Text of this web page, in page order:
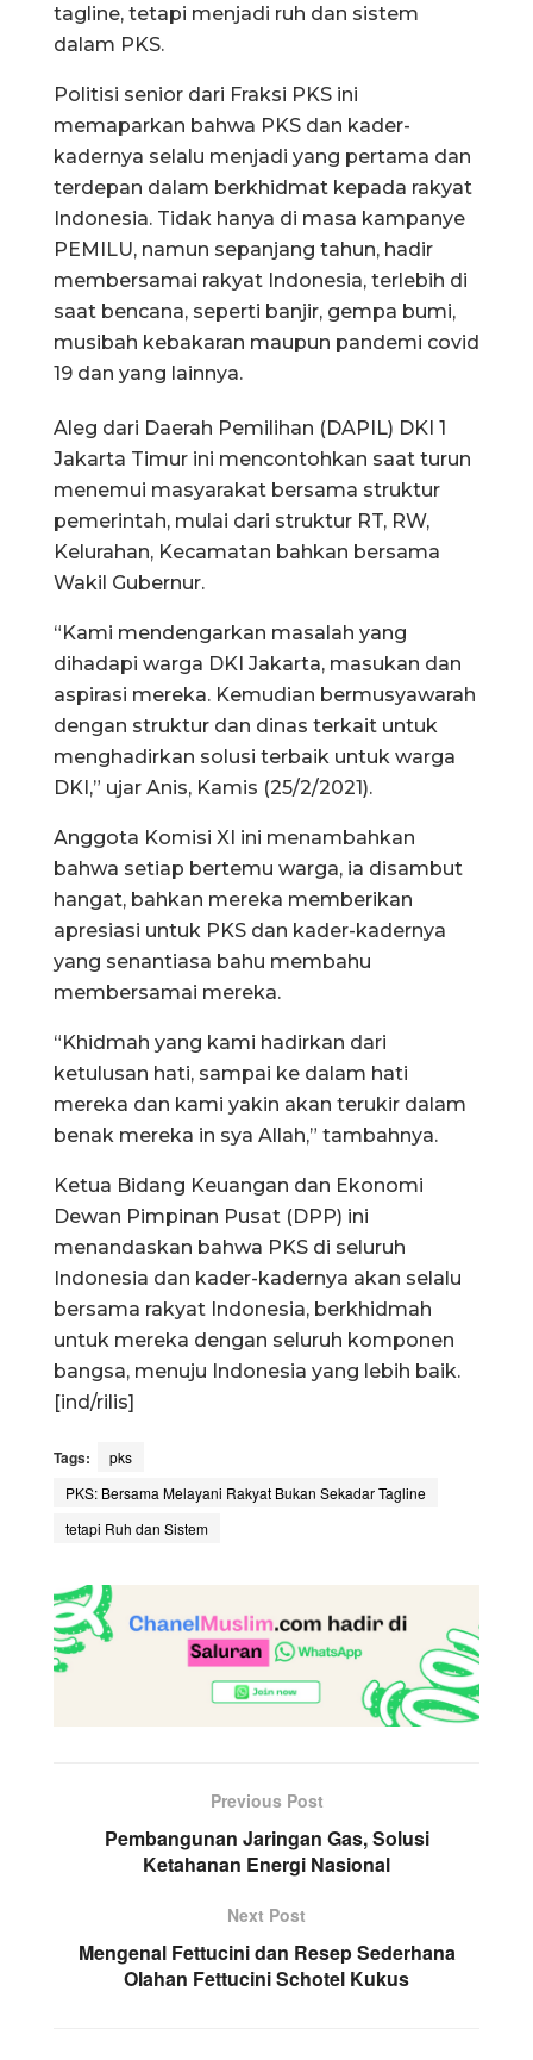
tagline, tetapi menjadi ruh dan sistem
dalam PKS.
Politisi senior dari Fraksi PKS ini
memaparkan bahwa PKS dan kader-
kadernya selalu menjadi yang pertama dan
terdepan dalam berkhidmat kepada rakyat
Indonesia. Tidak hanya di masa kampanye
PEMILU, namun sepanjang tahun, hadir
membersamai rakyat Indonesia, terlebih di
saat bencana, seperti banjir, gempa bumi,
musibah kebakaran maupun pandemi covid
19 dan yang lainnya.
Aleg dari Daerah Pemilihan (DAPIL) DKI 1
Jakarta Timur ini mencontohkan saat turun
menemui masyarakat bersama struktur
pemerintah, mulai dari struktur RT, RW,
Kelurahan, Kecamatan bahkan bersama
Wakil Gubernur.
“Kami mendengarkan masalah yang
dihadapi warga DKI Jakarta, masukan dan
aspirasi mereka. Kemudian bermusyawarah
dengan struktur dan dinas terkait untuk
menghadirkan solusi terbaik untuk warga
DKI,” ujar Anis, Kamis (25/2/2021).
Anggota Komisi XI ini menambahkan
bahwa setiap bertemu warga, ia disambut
hangat, bahkan mereka memberikan
apresiasi untuk PKS dan kader-kadernya
yang senantiasa bahu membahu
membersamai mereka.
“Khidmah yang kami hadirkan dari
ketulusan hati, sampai ke dalam hati
mereka dan kami yakin akan terukir dalam
benak mereka in sya Allah,” tambahnya.
Ketua Bidang Keuangan dan Ekonomi
Dewan Pimpinan Pusat (DPP) ini
menandaskan bahwa PKS di seluruh
Indonesia dan kader-kadernya akan selalu
bersama rakyat Indonesia, berkhidmah
untuk mereka dengan seluruh komponen
bangsa, menuju Indonesia yang lebih baik.
[ind/rilis]
Tags:
pks
PKS: Bersama Melayani Rakyat Bukan Sekadar Tagline
tetapi Ruh dan Sistem
Previous Post
Pembangunan Jaringan Gas, Solusi
Ketahanan Energi Nasional
Next Post
Mengenal Fettucini dan Resep Sederhana
Olahan Fettucini Schotel Kukus